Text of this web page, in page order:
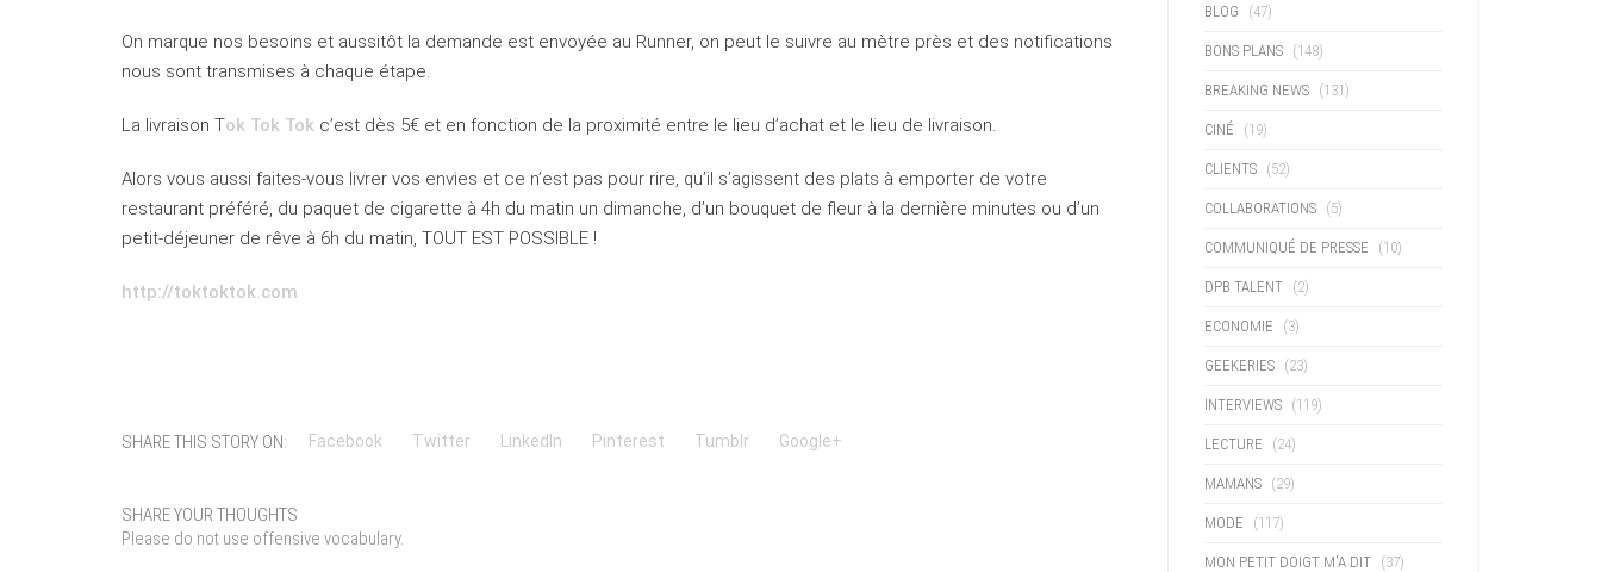
On marque nos besoins et aussitôt la demande est envoyée au Runner, on peut le suivre au mètre près et des notifications
nous sont transmises à chaque étape.
La livraison Tok Tok Tok c’est dès 5€ et en fonction de la proximité entre le lieu d’achat et le lieu de livraison.
Alors vous aussi faites-vous livrer vos envies et ce n’est pas pour rire, qu’il s’agissent des plats à emporter de votre
restaurant préféré, du paquet de cigarette à 4h du matin un dimanche, d’un bouquet de fleur à la dernière minutes ou d’un
petit-déjeuner de rêve à 6h du matin, TOUT EST POSSIBLE !
http://toktoktok.com
SHARE THIS STORY ON: Facebook Twitter LinkedIn Pinterest Tumblr Google+
SHARE YOUR THOUGHTS
Please do not use offensive vocabulary.
BLOG (47)
BONS PLANS (148)
BREAKING NEWS (131)
CINÉ (19)
CLIENTS (52)
COLLABORATIONS (5)
COMMUNIQUÉ DE PRESSE (10)
DPB TALENT (2)
ECONOMIE (3)
GEEKERIES (23)
INTERVIEWS (119)
LECTURE (24)
MAMANS (29)
MODE (117)
MON PETIT DOIGT M'A DIT (37)